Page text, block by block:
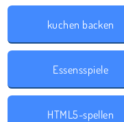
kuchen backen
Essensspiele
HTML5-spellen